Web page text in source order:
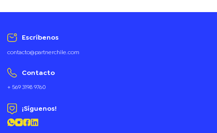
Escríbenos
contacto@partnerchile.com
Contacto
+ 569 3198 9760
¡Síguenos!